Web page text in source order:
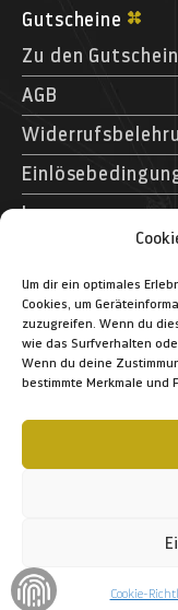
Um dir ein optimales
Cookies, um
zuzugreifen. Wenn du
wie das Surfverhalten
Wenn du deine
bestimmte Merkmale und
Cookie-
Gutscheine
Zu den
AGB
Impressum
Museumspark
Schmarl-Dorf 40
D – 18106 Rostock
+49 (03 81) 12 83 1-
© 2023